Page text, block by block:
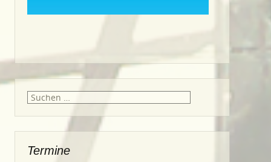
Suche
Termine